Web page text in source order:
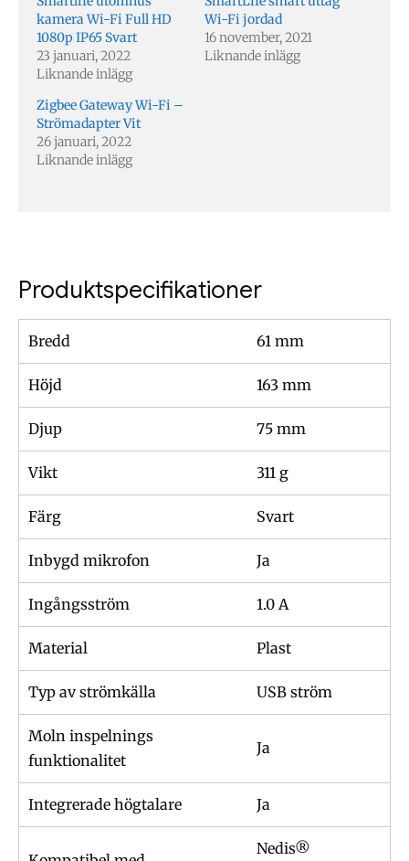
kamera Wi-Fi Full HD
1080p IP65 Svart
23 januari, 2022
Liknande inlägg
Wi-Fi jordad
16 november, 2021
Liknande inlägg
Zigbee Gateway Wi-Fi –
Strömadapter Vit
26 januari, 2022
Liknande inlägg
Produktspecifikationer
Bredd 61 mm
Höjd 163 mm
Djup 75 mm
Vikt 311 g
Färg Svart
Inbygd mikrofon Ja
Ingångsström 1.0 A
Material Plast
Typ av strömkälla USB ström
Moln inspelnings
funktionalitet
Ja
Integrerade högtalare Ja
Nedis®